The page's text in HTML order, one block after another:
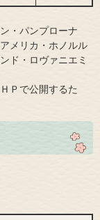
・パンプローナ
メリカ・ホノルル
ド・ロヴァニエミ
Ｐで公開するた